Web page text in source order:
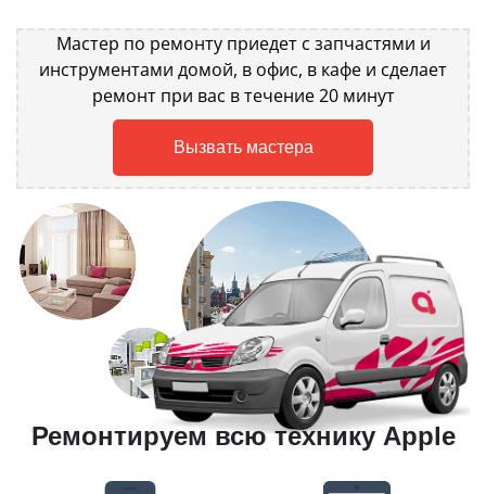
Мастер по ремонту приедет с запчастями и
инструментами домой, в офис, в кафе и сделает
ремонт при вас в течение 20 минут
Вызвать мастера
Ремонтируем всю технику Apple